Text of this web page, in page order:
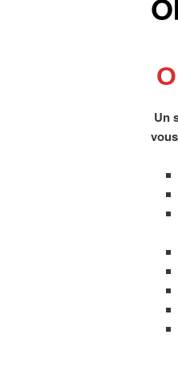
Un